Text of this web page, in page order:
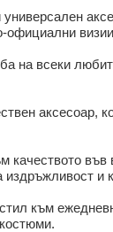
официални
на всеки
аксесоар,
издръжливост и
към